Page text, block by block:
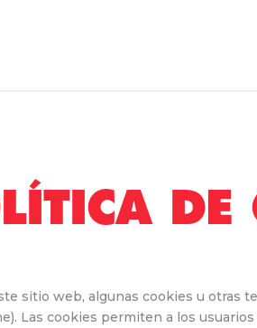
DE
sitio web, algunas cookies u otras
Las cookies permiten a los